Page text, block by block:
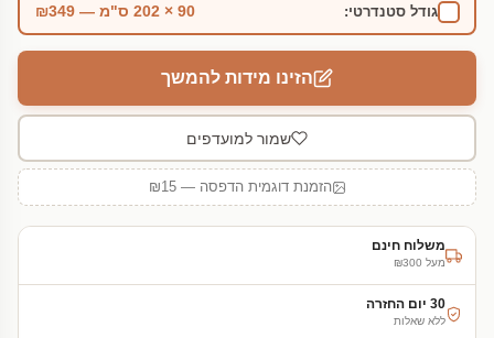
גודל סטנדרטי: 90 × 202 ס"מ — ₪349
הזינו מידות להמשך
שמור למועדפים
הזמנת דוגמית הדפסה — ₪15
משלוח חינם
מעל ₪300
30 יום החזרה
ללא שאלות